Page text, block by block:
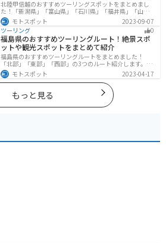
北陸甲信越のおすすめツーリングスポットをまとめまし
た！「新潟県」「富山県」「石川県」「福井県」「山梨
県」「長野県」の各県の観光地紹介します。自然豊かな
山々や湖、温泉地が点在し、四季折々の景色を楽しめる
スポットが多数あります。バイクで北陸甲信越にツーリ
ングに行く際は参考にしてください。
モトスポット
2023-09-07
ツーリング
0
福島県のおすすめツーリングルート！絶景スポ
ットや観光スポットをまとめて紹介
福島県のおすすめツーリングルートをまとめました！
「北部」「東部」「西部」の3つのルート紹介します。内
陸部には山々が連なり、海岸線は太平洋に面してるので
観光スポットが多数あります。バイクで福島県にツーリ
ングに行く際は参考にしてください。
モトスポット 2023-04-17
もっと見る